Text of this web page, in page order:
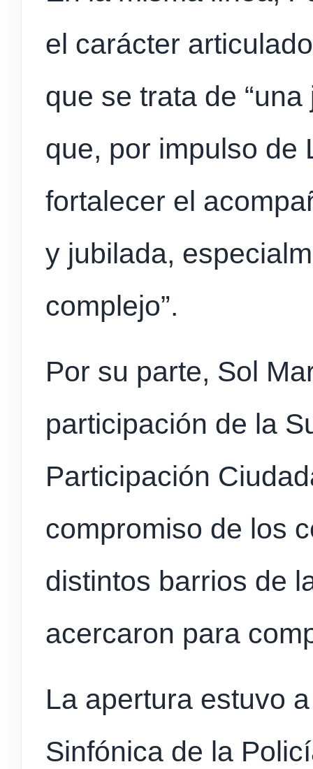
el carácter
que se trata de
que, por impulso de
fortalecer el
y jubilada,
complejo”.
Por su parte, Sol
participación de la
Participación
compromiso de los
distintos barrios de
acercaron para
La apertura estuvo
Sinfónica de la